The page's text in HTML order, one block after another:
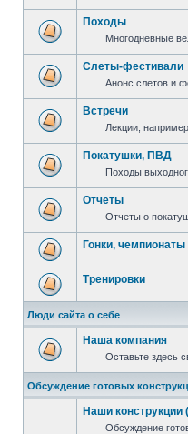
Походы
Многодневные
Слеты-фестивали
Анонс слетов и
Встречи
Лекции, например.
Покатушки, ПВД
Походы
Отчеты
Отчеты о
Гонки, чемпионаты
Тренировки
Люди сайта о себе
Наша компания
Оставьте здесь
Обсуждение готовых
Наши конструкции
Обсуждение